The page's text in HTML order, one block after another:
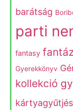
barátság
parti
fantasy
Gyerekkönyv
kollekció
kártyagyűtjés